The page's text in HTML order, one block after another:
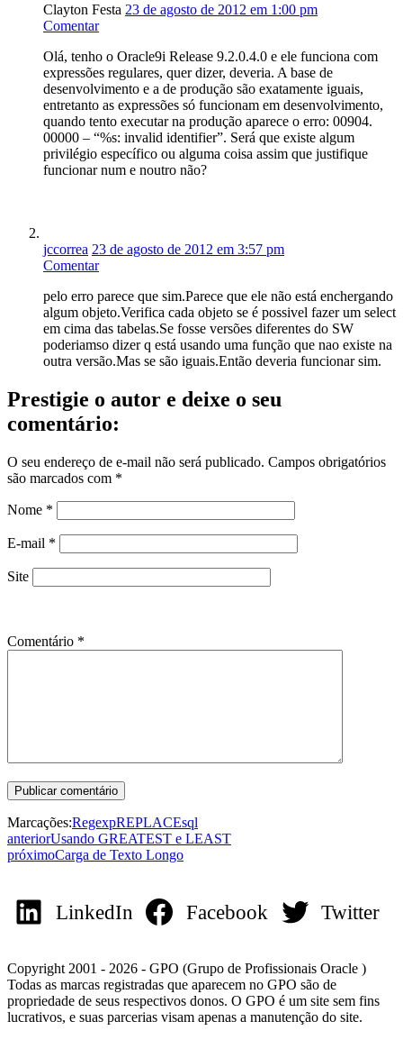
Clayton Festa 23 de agosto de 2012 em 1:00 pm
Comentar
Olá, tenho o Oracle9i Release 9.2.0.4.0 e ele funciona com
expressões regulares, quer dizer, deveria. A base de
desenvolvimento e a de produção são exatamente iguais,
entretanto as expressões só funcionam em desenvolvimento,
quando tento executar na produção aparece o erro: 00904.
00000 – “%s: invalid identifier”. Será que existe algum
privilégio específico ou alguma coisa assim que justifique
funcionar num e noutro não?
jccorrea 23 de agosto de 2012 em 3:57 pm
Comentar
pelo erro parece que sim.Parece que ele não está enchergando
algum objeto.Verifica cada objeto se é possivel fazer um select
em cima das tabelas.Se fosse versões diferentes do SW
poderiamso dizer q está usando uma função que nao existe na
outra versão.Mas se são iguais.Então deveria funcionar sim.
Prestigie o autor e deixe o seu
comentário:
O seu endereço de e-mail não será publicado. Campos obrigatórios
são marcados com *
Nome *
E-mail *
Site
Comentário *
Marcações:RegexpREPLACEsql
anteriorUsando GREATEST e LEAST
próximoCarga de Texto Longo
LinkedIn Facebook Twitter
Copyright 2001 - 2026 - GPO (Grupo de Profissionais Oracle )
Todas as marcas registradas que aparecem no GPO são de
propriedade de seus respectivos donos. O GPO é um site sem fins
lucrativos, e suas parcerias visam apenas a manutenção do site.